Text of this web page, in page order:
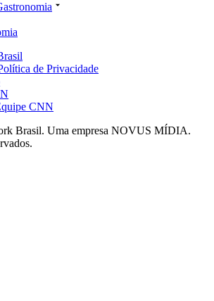
de Privacidade
CNN
Brasil. Uma empresa NOVUS MÍDIA.